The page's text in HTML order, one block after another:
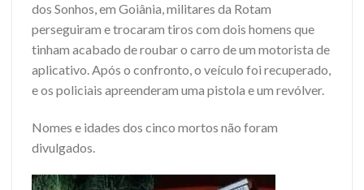
dos Sonhos, em Goiânia, militares da Rotam
perseguiram e trocaram tiros com dois homens que
tinham acabado de roubar o carro de um motorista de
aplicativo. Após o confronto, o veículo foi recuperado,
e os policiais apreenderam uma pistola e um revólver.
Nomes e idades dos cinco mortos não foram
divulgados.